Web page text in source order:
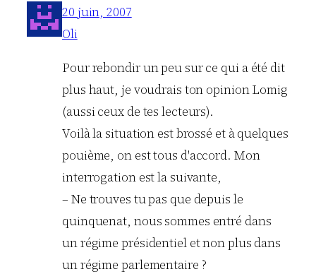
20 juin, 2007
Oli
Pour rebondir un peu sur ce qui a été dit
plus haut, je voudrais ton opinion Lomig
(aussi ceux de tes lecteurs).
Voilà la situation est brossé et à quelques
pouième, on est tous d'accord. Mon
interrogation est la suivante,
– Ne trouves tu pas que depuis le
quinquenat, nous sommes entré dans
un régime présidentiel et non plus dans
un régime parlementaire ?